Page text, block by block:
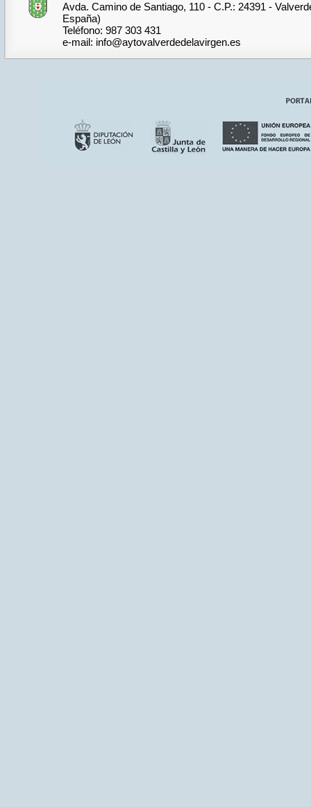
Avda. Camino de Santiago, 110 - C.P.: 24391 -
España)
Teléfono: 987 303 431
e-mail: info@aytovalverdedelavirgen.es